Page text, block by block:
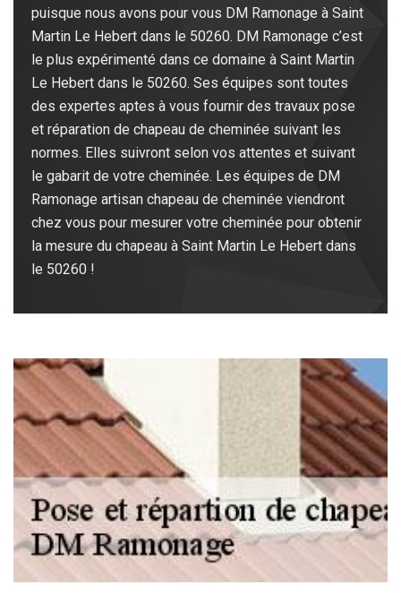
puisque nous avons pour vous DM Ramonage à Saint
Martin Le Hebert dans le 50260. DM Ramonage c’est
le plus expérimenté dans ce domaine à Saint Martin
Le Hebert dans le 50260. Ses équipes sont toutes
des expertes aptes à vous fournir des travaux pose
et réparation de chapeau de cheminée suivant les
normes. Elles suivront selon vos attentes et suivant
le gabarit de votre cheminée. Les équipes de DM
Ramonage artisan chapeau de cheminée viendront
chez vous pour mesurer votre cheminée pour obtenir
la mesure du chapeau à Saint Martin Le Hebert dans
le 50260 !